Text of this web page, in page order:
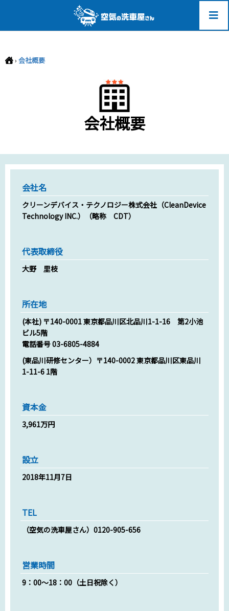
› 会社概要
会社概要
会社名
クリーンデバイス・テクノロジー株式会社（CleanDevice
Technology INC.）（略称 CDT）
代表取締役
大野 里枝
所在地
(本社) 〒140-0001 東京都品川区北品川1-1-16 第2小池
ビル5階
電話番号 03-6805-4884
(東品川研修センター）〒140-0002 東京都品川区東品川
1-11-6 1階
資本金
3,961万円
設立
2018年11月7日
TEL
（空気の洗車屋さん）0120-905-656
営業時間
9：00～18：00（土日祝除く）